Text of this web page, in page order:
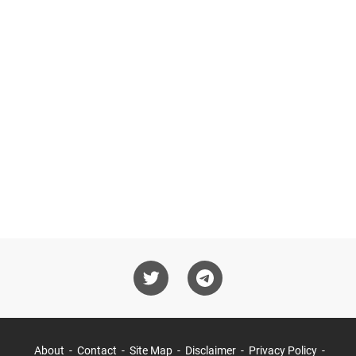
About Contact Site Map Disclaimer Privacy Policy